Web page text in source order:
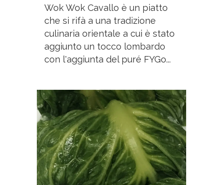
Wok Wok Cavallo è un piatto
che si rifà a una tradizione
culinaria orientale a cui è stato
aggiunto un tocco lombardo
con l'aggiunta del puré FYGo...